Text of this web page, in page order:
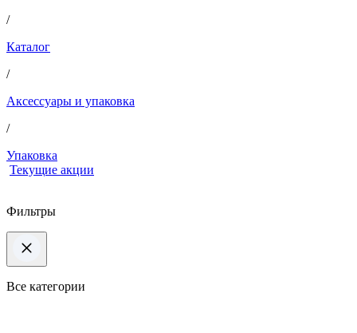
/
Каталог
/
Аксессуары и упаковка
/
Упаковка
Текущие акции
Фильтры
Все категории